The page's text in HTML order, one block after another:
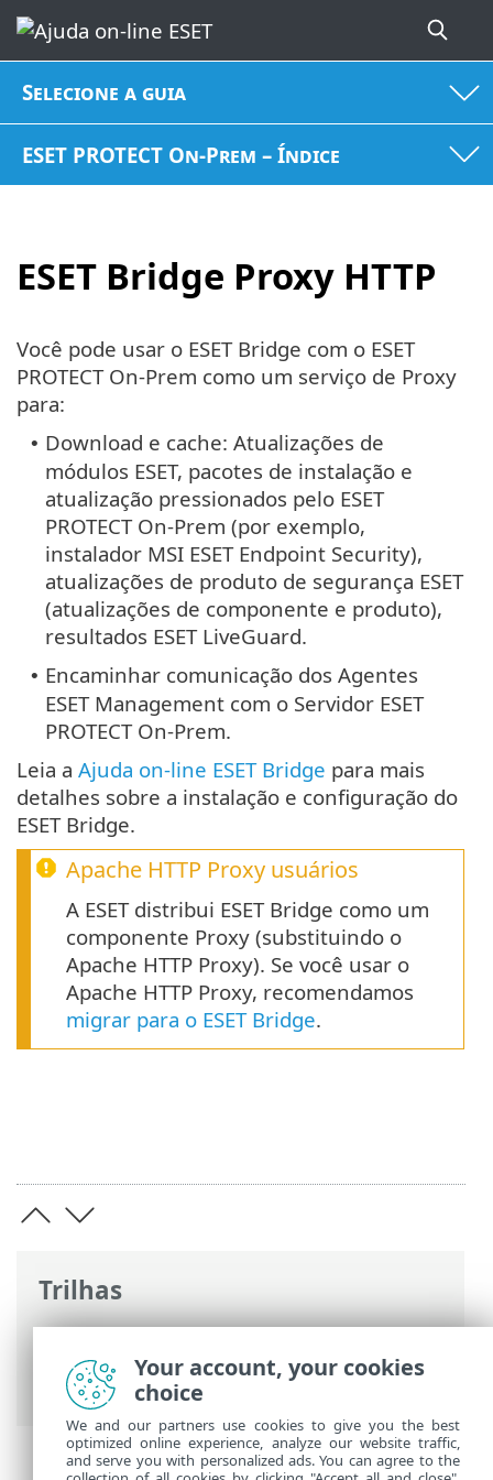
Selecione a guia
ESET PROTECT On-Prem – Índice
ESET Bridge Proxy HTTP
Trilhas
Ajuda on-line ESET>ESET PROTECT On-
Prem>Introdução>Arquitetura> Proxy
HTTP para a conexão Agente - Servidor
Você pode usar o ESET Bridge com o ESET
PROTECT On-Prem como um serviço de Proxy
para:
• Download e cache: Atualizações de
módulos ESET, pacotes de instalação e
atualização pressionados pelo ESET
PROTECT On-Prem (por exemplo,
instalador MSI ESET Endpoint Security),
atualizações de produto de segurança ESET
(atualizações de componente e produto),
resultados ESET LiveGuard.
• Encaminhar comunicação dos Agentes
ESET Management com o Servidor ESET
PROTECT On-Prem.
Leia a Ajuda on-line ESET Bridge para mais
detalhes sobre a instalação e configuração do
ESET Bridge.
Apache HTTP Proxy usuários
A ESET distribui ESET Bridge como um
componente Proxy (substituindo o
Apache HTTP Proxy). Se você usar o
Apache HTTP Proxy, recomendamos
migrar para o ESET Bridge.
Your account, your cookies
choice
We and our partners use cookies to give you the best
optimized online experience, analyze our website traffic,
and serve you with personalized ads. You can agree to the